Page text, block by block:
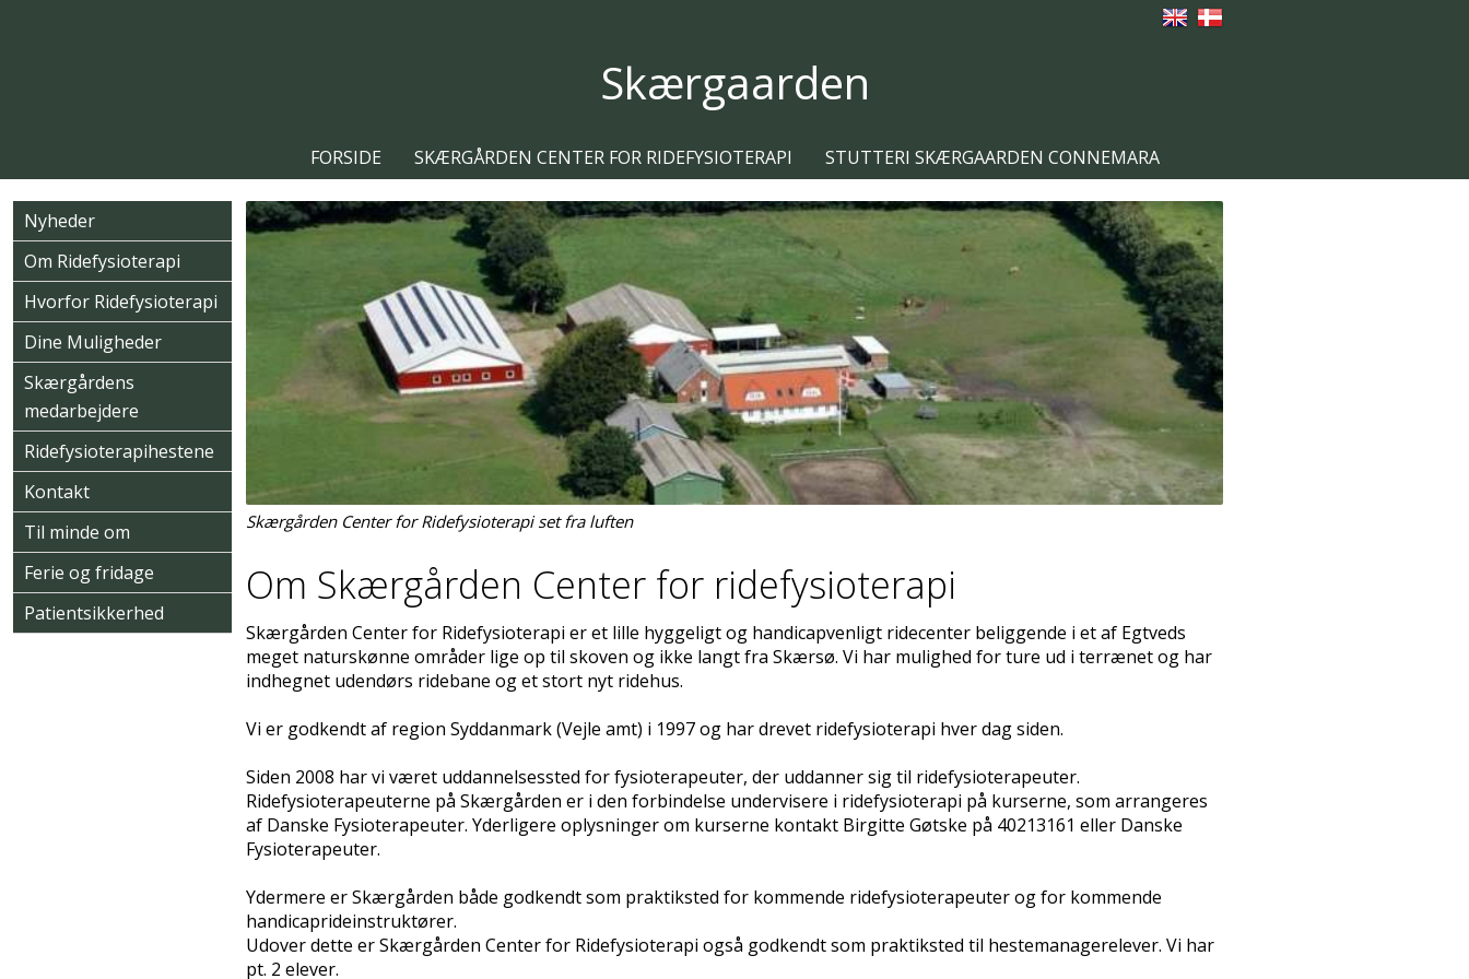
Skærgaarden
FORSIDE SKÆRGÅRDEN CENTER FOR RIDEFYSIOTERAPI STUTTERI SKÆRGAARDEN CONNEMARA
Nyheder
Om Ridefysioterapi
Hvorfor Ridefysioterapi
Dine Muligheder
Skærgårdens
medarbejdere
Ridefysioterapihestene
Kontakt
Til minde om
Ferie og fridage
Patientsikkerhed
Skærgården Center for Ridefysioterapi set fra luften
Om Skærgården Center for ridefysioterapi
Skærgården Center for Ridefysioterapi er et lille hyggeligt og handicapvenligt ridecenter beliggende i et af Egtveds
meget naturskønne områder lige op til skoven og ikke langt fra Skærsø. Vi har mulighed for ture ud i terrænet og har
indhegnet udendørs ridebane og et stort nyt ridehus.
Vi er godkendt af region Syddanmark (Vejle amt) i 1997 og har drevet ridefysioterapi hver dag siden.
Siden 2008 har vi været uddannelsessted for fysioterapeuter, der uddanner sig til ridefysioterapeuter.
Ridefysioterapeuterne på Skærgården er i den forbindelse undervisere i ridefysioterapi på kurserne, som arrangeres
af Danske Fysioterapeuter. Yderligere oplysninger om kurserne kontakt Birgitte Gøtske på 40213161 eller Danske
Fysioterapeuter.
Ydermere er Skærgården både godkendt som praktiksted for kommende ridefysioterapeuter og for kommende
handicaprideinstruktører.
Udover dette er Skærgården Center for Ridefysioterapi også godkendt som praktiksted til hestemanagerelever. Vi har
pt. 2 elever.